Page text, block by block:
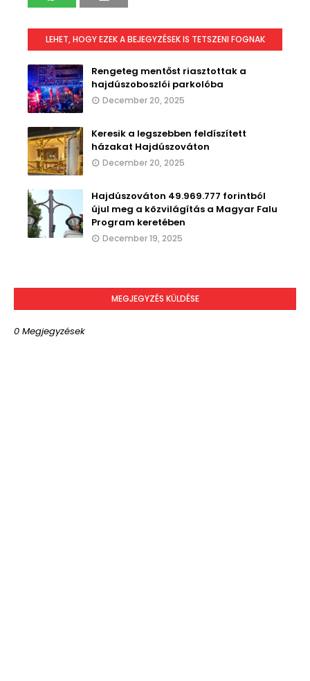
LEHET, HOGY EZEK A BEJEGYZÉSEK IS TETSZENI FOGNAK
Rengeteg mentőst riasztottak a
hajdúszoboszlói parkolóba
December 20, 2025
Keresik a legszebben feldíszített
házakat Hajdúszováton
December 20, 2025
Hajdúszováton 49.969.777 forintból
újul meg a közvilágítás a Magyar Falu
Program keretében
December 19, 2025
MEGJEGYZÉS KÜLDÉSE
0 Megjegyzések